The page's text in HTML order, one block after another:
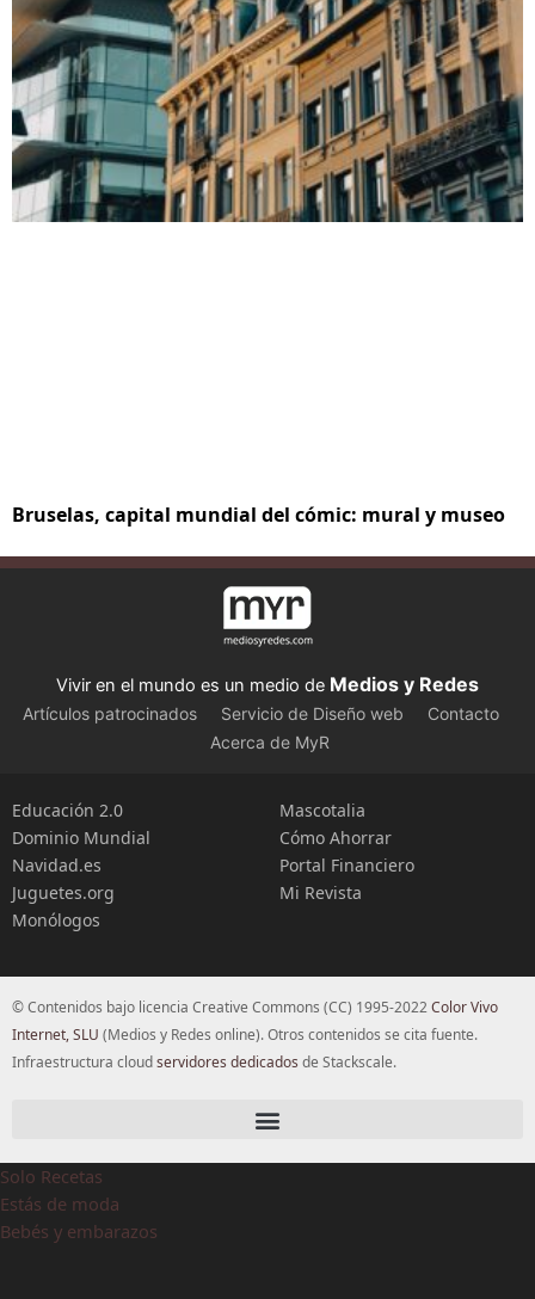
Bruselas, capital mundial del cómic: mural y museo
Vivir en el mundo es un medio de Medios y Redes
Artículos patrocinados Servicio de Diseño web
Contacto
Acerca de MyR
Educación 2.0
Dominio Mundial
Navidad.es
Juguetes.org
Monólogos
Mascotalia
Cómo Ahorrar
Portal Financiero
Mi Revista
© Contenidos bajo licencia Creative Commons (CC) 1995-2022Color Vivo
Internet, SLU (Medios y Redes online). Otros contenidos se cita fuente.
Infraestructura cloudservidores dedicados de Stackscale.
Solo Recetas
Estás de moda
Bebés y embarazos